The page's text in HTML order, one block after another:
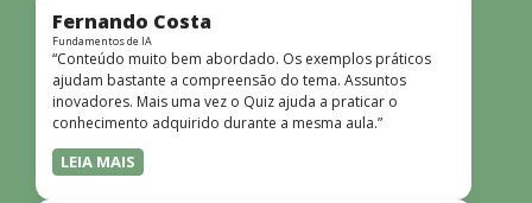
Fernando Costa
Fundamentos de IA
“Conteúdo muito bem abordado. Os exemplos práticos
ajudam bastante a compreensão do tema. Assuntos
inovadores. Mais uma vez o Quiz ajuda a praticar o
conhecimento adquirido durante a mesma aula.”
LEIA MAIS